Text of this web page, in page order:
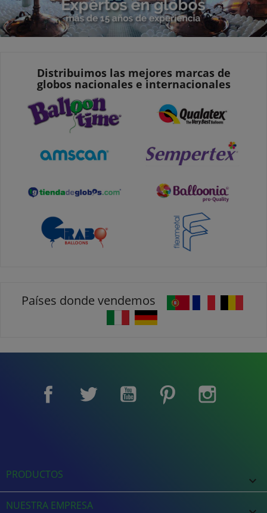
Distribuimos las mejores marcas de
globos nacionales e internacionales
Países donde vendemos
Facebook Twitter YouTube Pinterest
PRODUCTOS 
NUESTRA EMPRESA